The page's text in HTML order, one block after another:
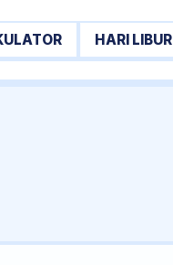
HARI LIBUR